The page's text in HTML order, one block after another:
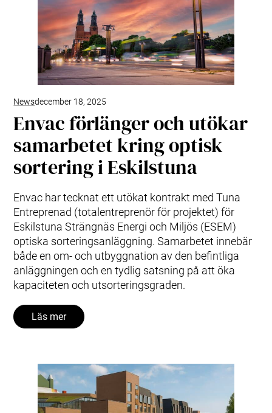
Newsdecember 18, 2025
Envac förlänger och utökar
samarbetet kring optisk
sortering i Eskilstuna
Envac har tecknat ett utökat kontrakt med Tuna
Entreprenad (totalentreprenör för projektet) för
Eskilstuna Strängnäs Energi och Miljös (ESEM)
optiska sorteringsanläggning. Samarbetet innebär
både en om- och utbyggnation av den befintliga
anläggningen och en tydlig satsning på att öka
kapaciteten och utsorteringsgraden.
Läs mer